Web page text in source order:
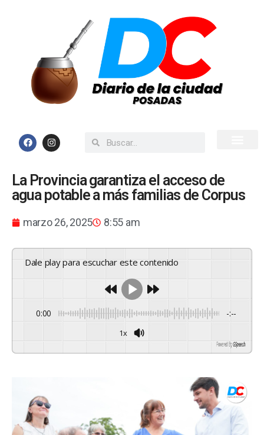
La Provincia garantiza el acceso de
agua potable a más familias de Corpus
marzo 26, 2025 8:55 am
Dale play para escuchar este contenido
0:00 -:--
1x
Powered By GSpeech